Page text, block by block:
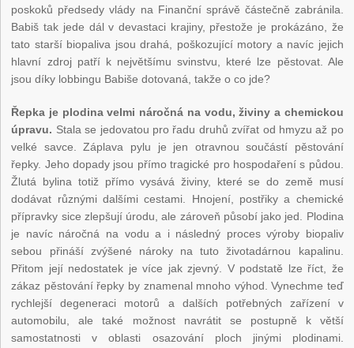
poskoků předsedy vlády na Finanční správě částečně zabránila.
Babiš tak jede dál v devastaci krajiny, přestože je prokázáno, že
tato starší biopaliva jsou drahá, poškozující motory a navíc jejich
hlavní zdroj patří k největšímu svinstvu, které lze pěstovat. Ale
jsou díky lobbingu Babiše dotovaná, takže o co jde?
Řepka je plodina velmi náročná na vodu, živiny a chemickou
úpravu. Stala se jedovatou pro řadu druhů zvířat od hmyzu až po
velké savce. Záplava pylu je jen otravnou součástí pěstování
řepky. Jeho dopady jsou přímo tragické pro hospodaření s půdou.
Žlutá bylina totiž přímo vysává živiny, které se do země musí
dodávat různými dalšími cestami. Hnojení, postřiky a chemické
přípravky sice zlepšují úrodu, ale zároveň působí jako jed. Plodina
je navíc náročná na vodu a i následný proces výroby biopaliv
sebou přináší zvýšené nároky na tuto životadárnou kapalinu.
Přitom její nedostatek je více jak zjevný. V podstatě lze říct, že
zákaz pěstování řepky by znamenal mnoho výhod. Vynechme teď
rychlejší degeneraci motorů a dalších potřebných zařízení v
automobilu, ale také možnost navrátit se postupně k větší
samostatnosti v oblasti osazování ploch jinými plodinami.